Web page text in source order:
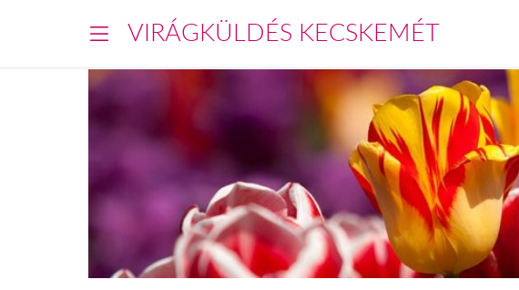
VIRÁGKÜLDÉS KECSKEMÉT